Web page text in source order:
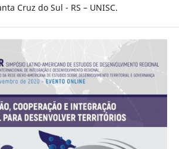
Cruz do Sul - RS – UNISC.